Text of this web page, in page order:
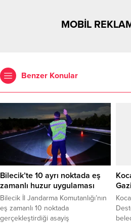
MOBİL
Benzer Konular
Bilecik’te 10 ayrı noktada eş
zamanlı huzur uygulaması
Bilecik İl Jandarma Komutanlığı’nın
eş zamanlı 10 noktada
gerçekleştirdiği asayiş